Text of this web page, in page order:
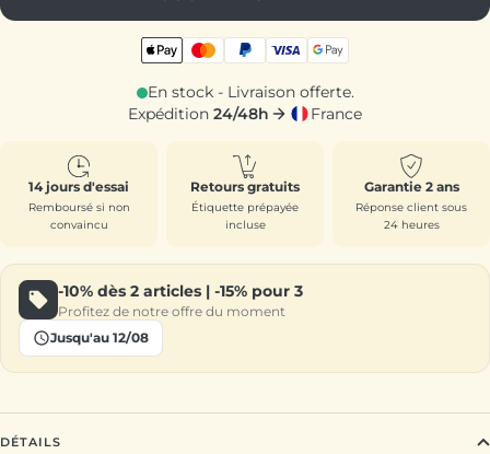
En stock - Livraison offerte.
Expédition 24/48h France
14 jours d'essai
Remboursé si non
convaincu
Retours gratuits
Étiquette prépayée
incluse
Garantie 2 ans
Réponse client sous
24 heures
-10% dès 2 articles | -15% pour 3
Profitez de notre offre du moment
Jusqu'au 12/08
DÉTAILS